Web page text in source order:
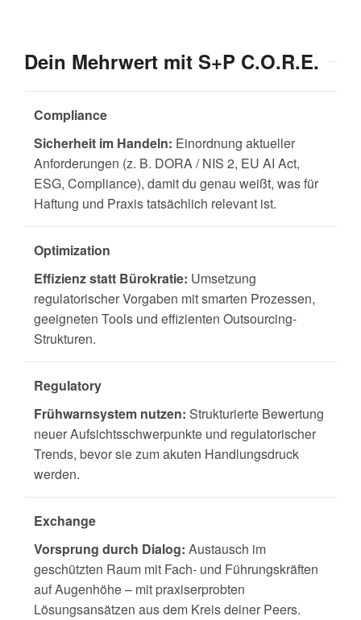
Dein Mehrwert mit S+P C.O.R.E.
Compliance
Sicherheit im Handeln: Einordnung aktueller
Anforderungen (z. B. DORA / NIS 2, EU AI Act,
ESG, Compliance), damit du genau weißt, was für
Haftung und Praxis tatsächlich relevant ist.
Optimization
Effizienz statt Bürokratie: Umsetzung
regulatorischer Vorgaben mit smarten Prozessen,
geeigneten Tools und effizienten Outsourcing-
Strukturen.
Regulatory
Frühwarnsystem nutzen: Strukturierte Bewertung
neuer Aufsichtsschwerpunkte und regulatorischer
Trends, bevor sie zum akuten Handlungsdruck
werden.
Exchange
Vorsprung durch Dialog: Austausch im
geschützten Raum mit Fach- und Führungskräften
auf Augenhöhe – mit praxiserprobten
Lösungsansätzen aus dem Kreis deiner Peers.